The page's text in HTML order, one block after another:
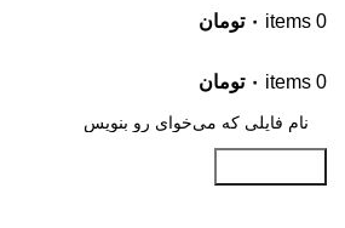
0
items ۰ تومان
0
items ۰ تومان